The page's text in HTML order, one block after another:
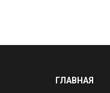
ГЛАВНАЯ